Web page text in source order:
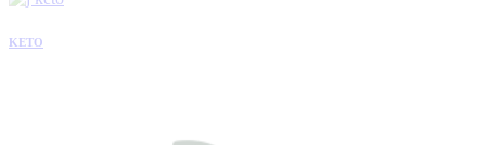
KETO